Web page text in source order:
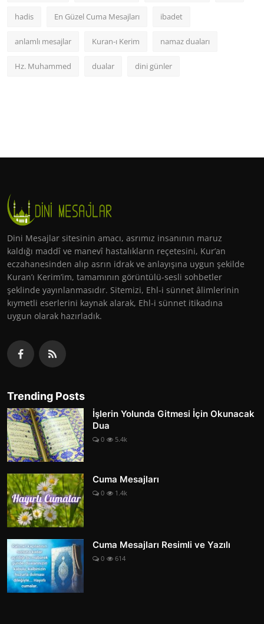
hadis En Güzel Cuma Mesajları ibadet
anlamlı mesajlar Kuran-ı Kerim namaz duaları
Hz. Muhammed dualar dini günler
Dini Mesajlar sitesinin amacı, asrımız insanının maruz
kaldığı maddî ve manevî hastalıkların reçetesini, Kur’an
eczahanesinden alıp asrın idrak ve anlayışına uygun şekilde
Kuran’ı Kerim’im, tamamının görüntülü-sesli sohbetler
şeklinde yayınlanmasıdır. Sitemizi, Ehl-i sünnet âlimlerinin
kıymetli eserlerini kaynak alarak, Ehl-i sünnet itikadına
uygun olarak hazırladık.
Trending Posts
İşlerin Yolunda Gitmesi İçin Okunacak
Dua
0 5.4k
Cuma Mesajları
0 1.4k
Cuma Mesajları Resimli ve Yazılı
0 614